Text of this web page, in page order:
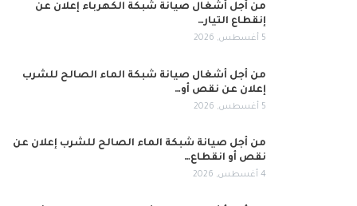
من أجل أشغال صيانة شبكة الكهرباء إعلان عن
إنقطاع التيار…
5 أغسطس, 2026
من أجل أشغال صيانة شبكة الماء الصالح للشرب
إعلان عن نقص أو…
5 أغسطس, 2026
من أجل صيانة شبكة الماء الصالح للشرب إعلان عن
نقص أو انقطاع…
4 أغسطس, 2026